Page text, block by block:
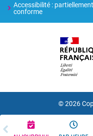
Accessibilité : partiellement
conforme
© 2026